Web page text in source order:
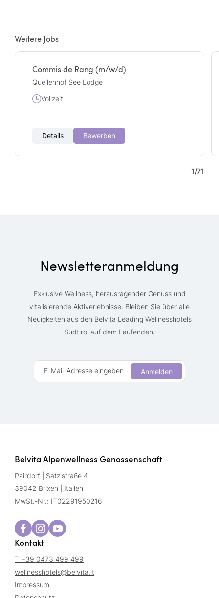
Weitere Jobs
Commis de Rang (m/w/d)
Quellenhof See Lodge
Vollzeit
Details Bewerben
1/71
Newsletteranmeldung
Exklusive Wellness, herausragender Genuss und
vitalisierende Aktiverlebnisse: Bleiben Sie über alle
Neuigkeiten aus den Belvita Leading Wellnesshotels
Südtirol auf dem Laufenden.
E-Mail-Adresse eingeben Anmelden
Belvita Alpenwellness Genossenschaft
Pairdorf | Satzlstraße 4
39042 Brixen | Italien
MwSt.-Nr.: IT02291950216
Kontakt
T +39 0473 499 499
wellnesshotels@belvita.it
Impressum